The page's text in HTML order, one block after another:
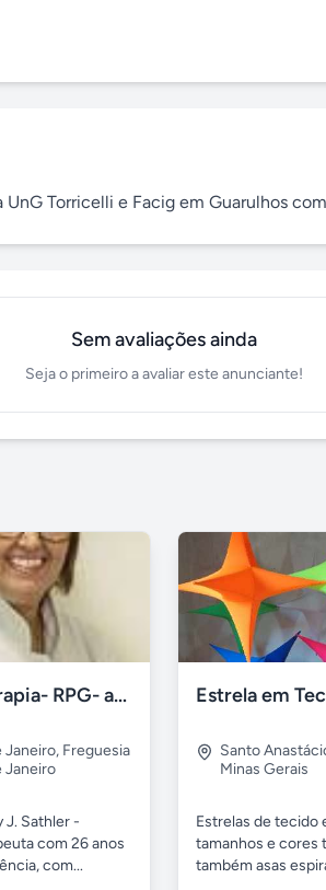
Torricelli e Facig em Guarulhos
Sem avaliações ainda
Seja o primeiro a avaliar este anunciante!
Fisioterapia- RPG- acupuntura Freguesia RJ
Janeiro, Freguesia
Janeiro
J. Sathler -
com 26 anos
com...
Santo
Minas Gerais
Estrelas de tecido
tamanhos e cores
também asas